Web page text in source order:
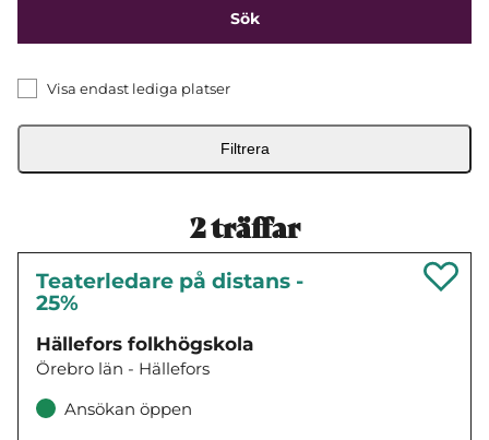
Visa endast lediga platser
Filtrera
2träffar
Teaterledare på distans -
25%
Hällefors folkhögskola
Örebro län - Hällefors
Ansökan öppen